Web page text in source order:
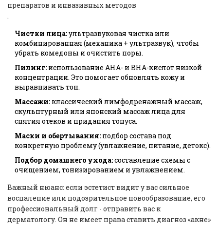
препаратов и инвазивных методов
.
Чистки лица:ультразвуковая чистка или
комбинированная (механика + ультразвук), чтобы
убрать комедоны и очистить поры.
Пилинг: использование AHA- и BHA-кислот низкой
концентрации. Это помогает обновлять кожу и
выравнивать тон.
Массажи: классический лимфодренажный массаж,
скульптурный или японский массаж лица для
снятия отеков и придания тонуса.
Маски и обертывания: подбор состава под
конкретную проблему (увлажнение, питание, детокс).
Подбор домашнего ухода:составление схемы с
очищением, тонизированием и увлажнением.
Важный нюанс: если эстетист видит у вас сильное
воспаление или подозрительное новообразование, его
профессиональный долг - отправить вас к
дерматологу. Он не имеет права ставить диагноз «акне»